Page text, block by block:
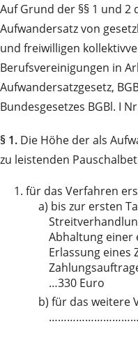
Auf Grund der §§ 1 und 2
Aufwandersatz von
und freiwilligen
Berufsvereinigungen in
Aufwandersatzgesetz,
Bundesgesetzes BGBl. I
§ 1. Die Höhe der als
zu leistenden
1. für das Verfahren
a) bis zur ersten
Abhaltung einer
Erlassung eines
…330 Euro
b) für das weitere